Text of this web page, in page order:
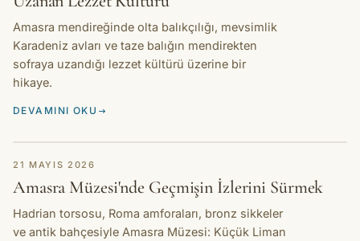
Amasra mendireğinde olta balıkçılığı, mevsimlik
Karadeniz avları ve taze balığın mendirekten
sofraya uzandığı lezzet kültürü üzerine bir
hikaye.
DEVAMINI OKU
HIKAYE
21 MAYIS 2026
Amasra Müzesi'nde Geçmişin İzlerini Sürmek
Hadrian torsosu, Roma amforaları, bronz sikkeler
ve antik bahçesiyle Amasra Müzesi: Küçük Liman